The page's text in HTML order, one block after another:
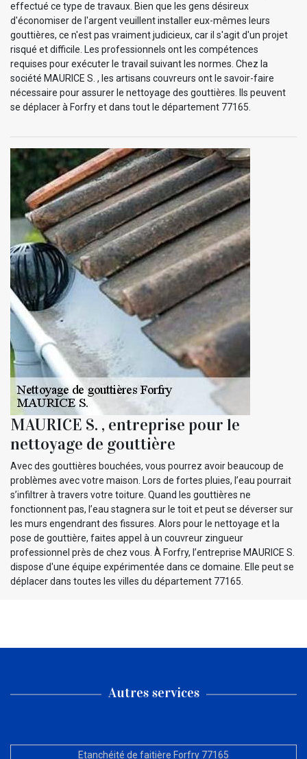
effectué ce type de travaux. Bien que les gens désireux
d'économiser de l'argent veuillent installer eux-mêmes leurs
gouttières, ce n'est pas vraiment judicieux, car il s'agit d'un projet
risqué et difficile. Les professionnels ont les compétences
requises pour exécuter le travail suivant les normes. Chez la
société MAURICE S. , les artisans couvreurs ont le savoir-faire
nécessaire pour assurer le nettoyage des gouttières. Ils peuvent
se déplacer à Forfry et dans tout le département 77165.
MAURICE S. , entreprise pour le
nettoyage de gouttière
Avec des gouttières bouchées, vous pourrez avoir beaucoup de
problèmes avec votre maison. Lors de fortes pluies, l’eau pourrait
s’infiltrer à travers votre toiture. Quand les gouttières ne
fonctionnent pas, l’eau stagnera sur le toit et peut se déverser sur
les murs engendrant des fissures. Alors pour le nettoyage et la
pose de gouttière, faites appel à un couvreur zingueur
professionnel près de chez vous. À Forfry, l’entreprise MAURICE S.
dispose d'une équipe expérimentée dans ce domaine. Elle peut se
déplacer dans toutes les villes du département 77165.
Autres services
Etanchéité de faitière Forfry 77165